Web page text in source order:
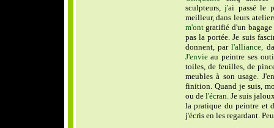
sculpteurs, j'ai passé le
meilleur, dans leurs
m'ontgratifié d'un bagage
pas la portée. Je suis
donnent, parl'alliance,
J'envieau peintre ses
toiles, de feuilles, de
meubles à son usage.
finition. Quand je suis,
ou de l'écran. Je suis
la pratique du peintre et
j'écris en les regardant.